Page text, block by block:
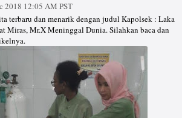
2018 12:05 AM PST
terbaru dan menarik dengan judul Kapolsek : Laka
Miras, Mr.X Meninggal Dunia. Silahkan baca dan